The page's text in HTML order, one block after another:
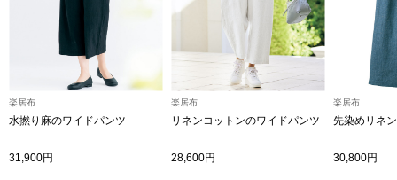
プ
その他
おすすめブラ
楽居布
水撚り麻のワイドパンツ
31,900円
楽居布
リネンコットンのワイドパンツ
28,600円
楽居布
先染めリネ
30,800円